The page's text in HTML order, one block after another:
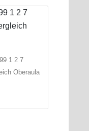
1 2 7
Oberaula